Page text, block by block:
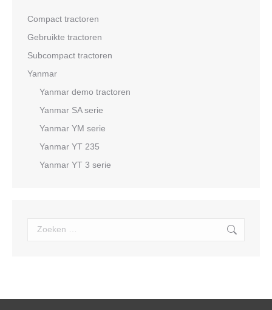
Compact tractoren
Gebruikte tractoren
Subcompact tractoren
Yanmar
Yanmar demo tractoren
Yanmar SA serie
Yanmar YM serie
Yanmar YT 235
Yanmar YT 3 serie
Search: